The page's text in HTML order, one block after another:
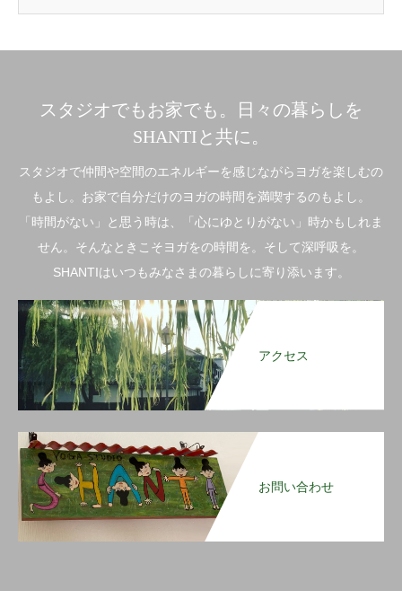
スタジオでもお家でも。日々の暮らしを
SHANTIと共に。
スタジオで仲間や空間のエネルギーを感じながらヨガを楽しむの
もよし。お家で自分だけのヨガの時間を満喫するのもよし。
「時間がない」と思う時は、「心にゆとりがない」時かもしれま
せん。そんなときこそヨガをの時間を。そして深呼吸を。
SHANTIはいつもみなさまの暮らしに寄り添います。
アクセス
お問い合わせ